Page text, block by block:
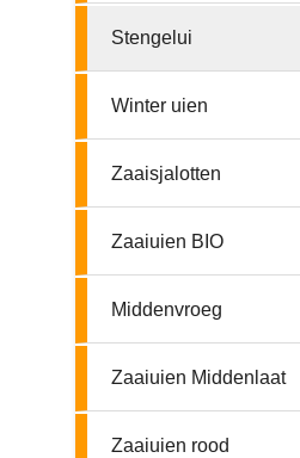
Stengelui
Winter uien
Zaaisjalotten
Zaaiuien BIO
Middenvroeg
Zaaiuien Middenlaat
Zaaiuien rood